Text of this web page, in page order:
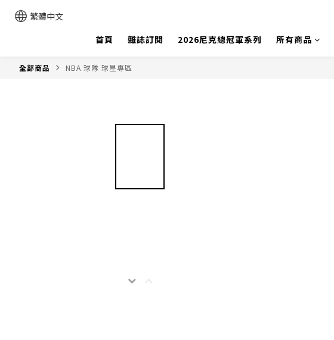
繁體中文
首頁
雜誌訂閱 2026尼克總冠軍系列 所有商品
全部商品 NBA 球隊 球星專區